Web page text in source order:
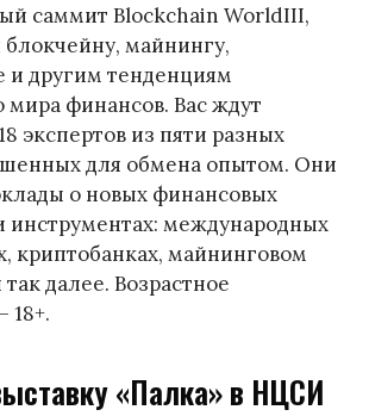
саммит Blockchain WorldIII,
майнингу,
и другим тенденциям
мира финансов. Вас ждут
экспертов из пяти разных
для обмена опытом. Они
о новых финансовых
инструментах: международных
криптобанках, майнинговом
далее. Возрастное
18+.
«Палка» в НЦСИ